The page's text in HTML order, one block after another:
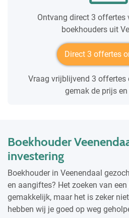
Ontvang direct 3 offertes
boekhouders uit
Direct 3 offertes
Vraag vrijblijvend 3 offertes
gemak de prijs
Boekhouder
investering
Boekhouder in Veenendaal
en aangiftes? Het zoeken van
gemakkelijk, maar het is zeker
hebben wij je goed op weg